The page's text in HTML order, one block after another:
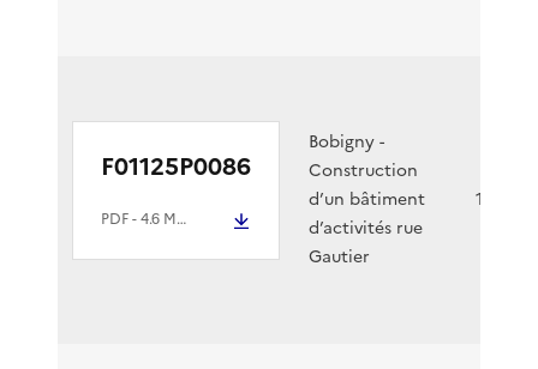
F01125P0086
PDF- 4.6 Mio
Bobigny -
Construction
d’un bâtiment
d’activités rue
Gautier
15/05/